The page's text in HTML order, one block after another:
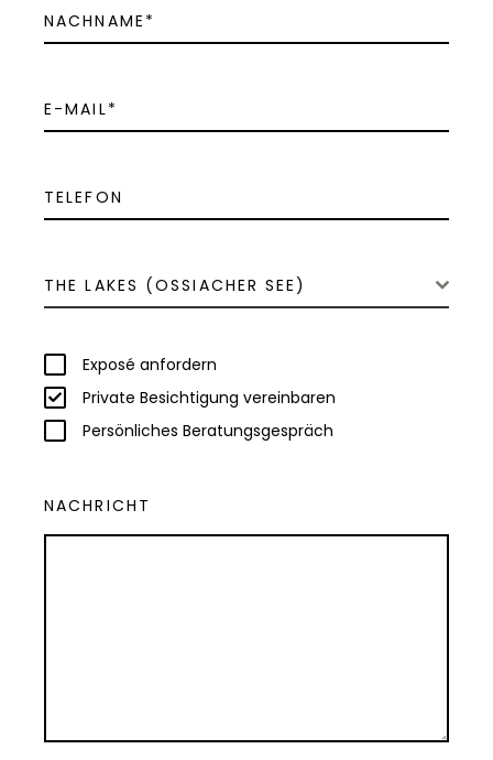
THE LAKES (OSSIACHER SEE)
Exposé anfordern
Private Besichtigung vereinbaren
Persönliches Beratungsgespräch
NACHRICHT